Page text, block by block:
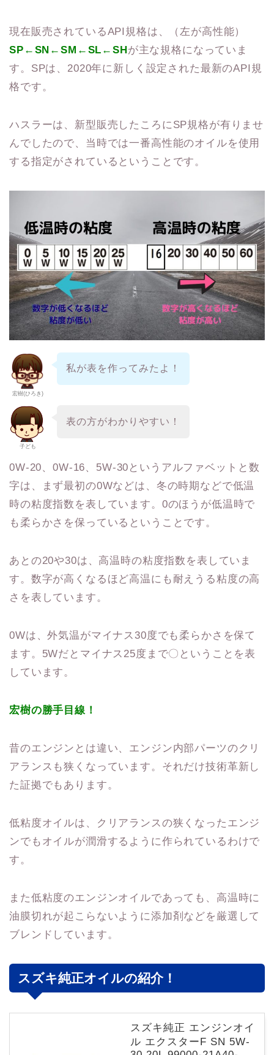
現在販売されているAPI規格は、（左が高性能）
SP←SN←SM←SL←SHが主な規格になっていま
す。SPは、2020年に新しく設定された最新のAPI規
格です。
ハスラーは、新型販売したころにSP規格が有りませ
んでしたので、当時では一番高性能のオイルを使用
する指定がされているということです。
宏樹(ひろき)
私が表を作ってみたよ！
子ども
表の方がわかりやすい！
0W-20、0W-16、5W-30というアルファベットと数
字は、まず最初の0Wなどは、冬の時期などで低温
時の粘度指数を表しています。0のほうが低温時で
も柔らかさを保っているということです。
あとの20や30は、高温時の粘度指数を表していま
す。数字が高くなるほど高温にも耐えうる粘度の高
さを表しています。
0Wは、外気温がマイナス30度でも柔らかさを保て
ます。5Wだとマイナス25度まで〇ということを表
しています。
宏樹の勝手目線！
昔のエンジンとは違い、エンジン内部パーツのクリ
アランスも狭くなっています。それだけ技術革新し
た証拠でもあります。
低粘度オイルは、クリアランスの狭くなったエンジ
ンでもオイルが潤滑するように作られているわけで
す。
また低粘度のエンジンオイルであっても、高温時に
油膜切れが起こらないように添加剤などを厳選して
ブレンドしています。
スズキ純正オイルの紹介！
スズキ純正 エンジンオイ
ル エクスターF SN 5W-